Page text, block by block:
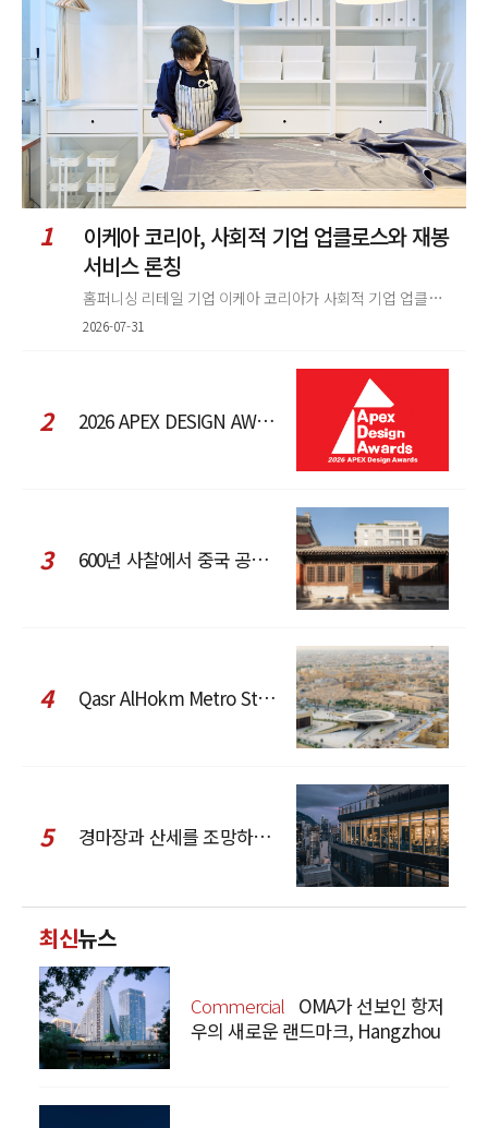
1
이케아 코리아, 사회적 기업 업클로스와 재봉
서비스 론칭
홈퍼니싱 리테일 기업 이케아 코리아가 사회적 기업 업클로스(Upcloth)와 협력해 재봉 서비스를 선보인다. 이번 협업은 이케
2026-07-31
2 2026 APEX DESIGN AWARDS
3 600년 사찰에서 중국 공예와 현대 패션을 직조한 ZARA x Fanglu Lin Pop-Up
4 Qasr AlHokm Metro Station, 구도심과 현대 공공 인프라의 접점을 제안하다
5 경마장과 산세를 조망하는 CCD Hong Kong Creative Center
최신뉴스
Commercial OMA가 선보인 항저
우의 새로운 랜드마크, Hangzhou